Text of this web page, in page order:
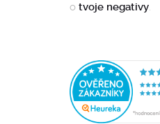
o tvoje negativy.